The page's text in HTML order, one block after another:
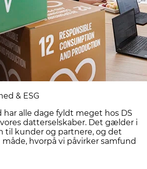
& ESG
har alle dage fyldt meget hos DS
datterselskaber. Det gælder i
til kunder og partnere, og det
hvorpå vi påvirker samfund